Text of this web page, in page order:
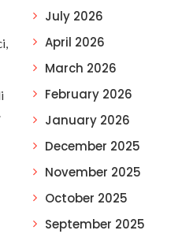
July 2026
April 2026
March 2026
February 2026
January 2026
December 2025
November 2025
October 2025
September 2025